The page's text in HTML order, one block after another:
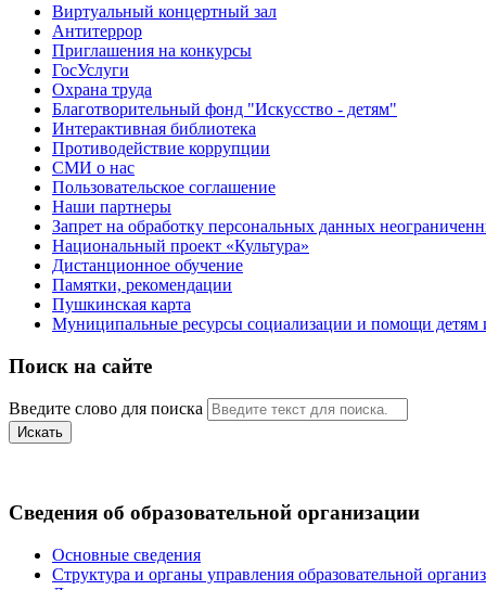
Виртуальный концертный зал
Антитеррор
Приглашения на конкурсы
ГосУслуги
Охрана труда
Благотворительный фонд "Искусство - детям"
Интерактивная библиотека
Противодействие коррупции
СМИ о нас
Пользовательское соглашение
Наши партнеры
Запрет на обработку персональных данных
Национальный проект «Культура»
Дистанционное обучение
Памятки, рекомендации
Пушкинская карта
Муниципальные ресурсы социализации и помощи
Поиск на сайте
Введите слово для поиска
Искать
Сведения об образовательной организации
Основные сведения
Структура и органы управления образовательной